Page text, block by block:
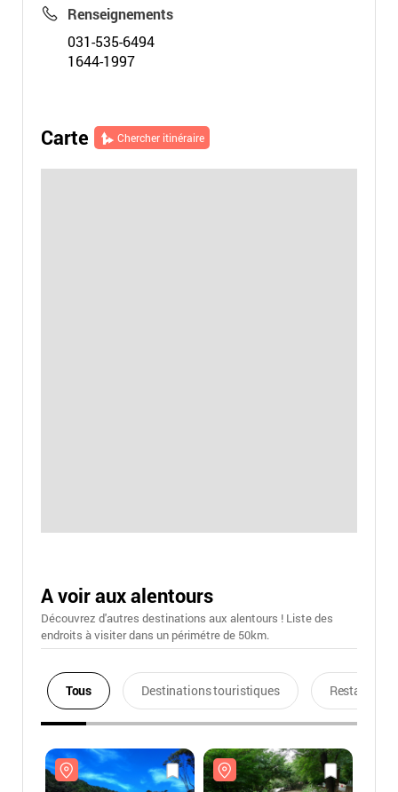
Renseignements
031-535-6494
1644-1997
Carte Chercher itinéraire
A voir aux alentours
Découvrez d'autres destinations aux alentours ! Liste des
endroits à visiter dans un périmétre de 50km.
Tous Destinations touristiques Restaurants